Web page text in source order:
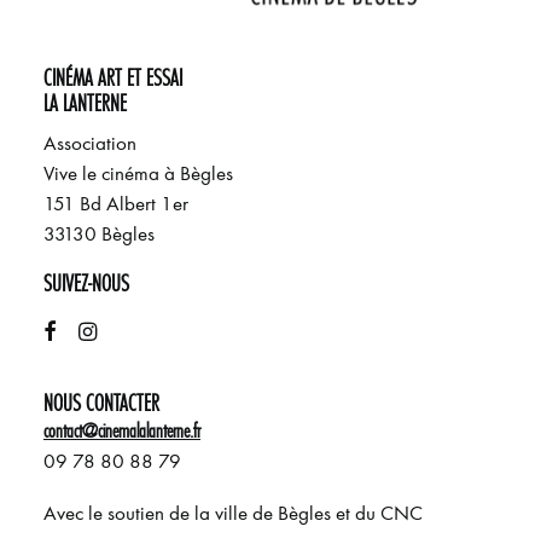
CINÉMA ART ET ESSAI
LA LANTERNE
Association
Vive le cinéma à Bègles
151 Bd Albert 1er
33130 Bègles
SUIVEZ-NOUS
NOUS CONTACTER
contact@cinemalalanterne.fr
09 78 80 88 79
Avec le soutien de la ville de Bègles et du CNC